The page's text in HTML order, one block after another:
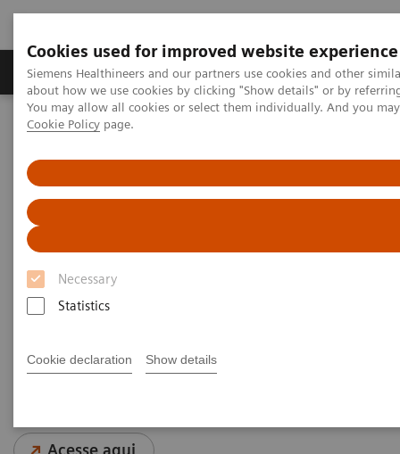
Cookies used for improved website experience
Siemens Healthineers and our partners use cookies and other
about how we use cookies by clicking "Show details" or by
You may allow all cookies or select them individually. And you
Cookie Policy page.
Necessary
Statistics
Cookie declaration Show details
Produtos e serviços Especialidades Clínicas e
Siemens Healthineers Brasil
Contato
Se você quiser fazer parte da nossa equipe,
Acesse aqui